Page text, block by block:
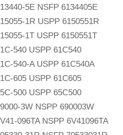
5E NSFP 6134405E
1R USPP 6150551R
1T USPP 6150551T
540 USPP 61C540
540-A USPP 61C540A
605 USPP 61C605
500 USPP 65C500
3W NSPP 690003W
096TA NSPP 6V41096TA